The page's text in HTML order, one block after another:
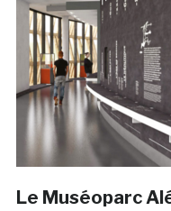
Le Muséoparc